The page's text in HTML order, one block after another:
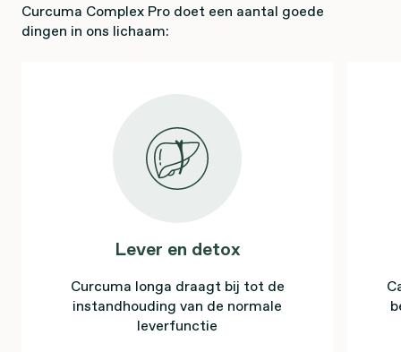
Curcuma Complex Pro doet een aantal goede
dingen in ons lichaam:
Lever en detox
Curcuma longa draagt bij tot de
instandhouding van de normale
leverfunctie